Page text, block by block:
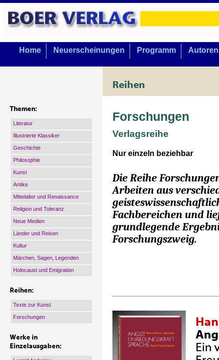
Home Neuerscheinungen Programm Autoren
Reihen
Themen:
Literatur
Illustrierte Klassiker
Geschichte
Philosophie
Kunst
Antike
Mittelalter und Renaissance
Religion und Toleranz
Neue Medien
Länder und Reisen
Kultur
Märchen, Sagen, Legenden
Holocaust und Emigration
Reihen:
Texte zur Kunst
Forschungen
Werke in
Einzelausgaben:
Forschungen
Verlagsreihe
Nur einzeln beziehbar
Die Reihe
Arbeiten aus
Fachbereichen und
grundlegende
Forschungszweig.
Ein